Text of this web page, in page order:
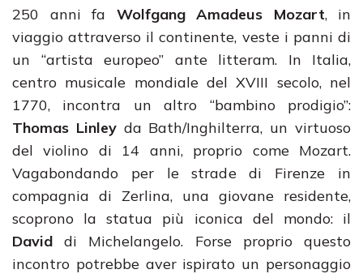
250 anni fa Wolfgang Amadeus Mozart, in
viaggio attraverso il continente, veste i panni di
un “artista europeo” ante litteram. In Italia,
centro musicale mondiale del XVIII secolo, nel
1770, incontra un altro “bambino prodigio”:
Thomas Linleyda Bath/Inghilterra, un virtuoso
del violino di 14 anni, proprio come Mozart.
Vagabondando per le strade di Firenze in
compagnia di Zerlina, una giovane residente,
scoprono la statua più iconica del mondo: il
David di Michelangelo. Forse proprio questo
incontro potrebbe aver ispirato un personaggio